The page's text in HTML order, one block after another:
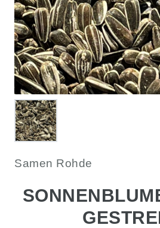
Samen Rohde